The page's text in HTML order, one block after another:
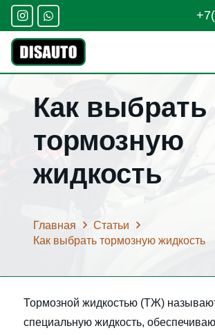
Как выбрать
тормозную
жидкость
Главная
Статьи
Как выбрать тормозную жидкость
Тормозной жидкостью (ТЖ)
специальную жидкость,